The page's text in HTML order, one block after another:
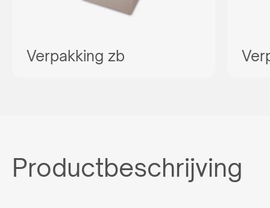
Verpakking zb
Productbeschrijving